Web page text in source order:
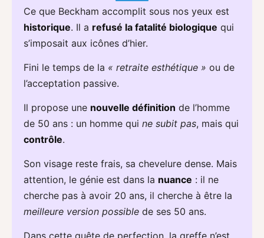
Ce que Beckham accomplit sous nos yeux est
historique. Il a refusé la fatalité biologique qui
s’imposait aux icônes d’hier.
Fini le temps de la « retraite esthétique » ou de
l’acceptation passive.
Il propose une nouvelle définition de l’homme
de 50 ans : un homme qui ne subit pas, mais qui
contrôle.
Son visage reste frais, sa chevelure dense. Mais
attention, le génie est dans la nuance : il ne
cherche pas à avoir 20 ans, il cherche à être la
meilleure version possible de ses 50 ans.
Dans cette quête de perfection, la greffe n’est